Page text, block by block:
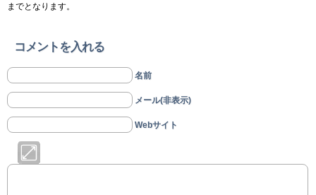
までとなります。
コメントを入れる
名前
メール(非表示)
Webサイト